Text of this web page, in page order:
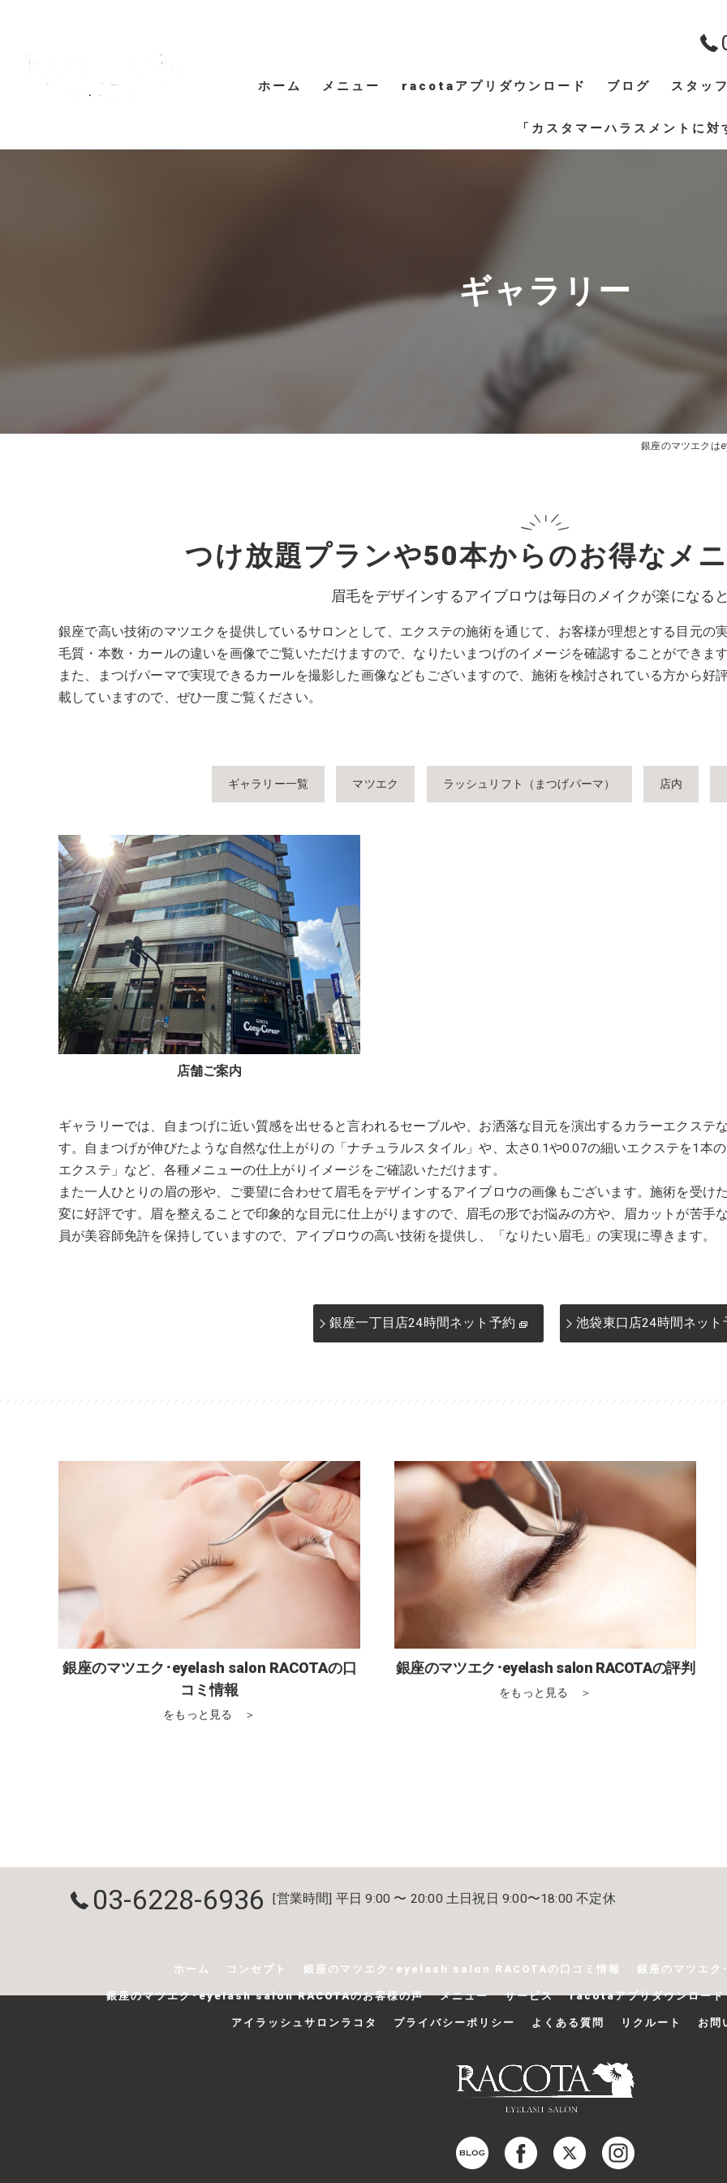
ホーム メニュー racotaアプリダウンロード ブログ
ギャラリー
スタッフ
「カスタマーハラスメントに対
ギャラリー
銀座のマツエクは
つけ放題プランや50本からのお得なメ
眉毛をデザインするアイブロウは毎日のメイクが楽になる
銀座で高い技術のマツエクを提供しているサロンとして、エクステの施術を通じて、お客様が理想とする目元の
毛質・本数・カールの違いを画像でご覧いただけますので、なりたいまつげのイメージを確認することができます
また、まつげパーマで実現できるカールを撮影した画像などもございますので、施術を検討されている方から好
載していますので、ぜひ一度ご覧ください。
ギャラリー一覧 マツエク ラッシュリフト（まつげパーマ） 店内
店舗ご案内
ギャラリーでは、自まつげに近い質感を出せると言われるセーブルや、お洒落な目元を演出するカラーエクステ
す。自まつげが伸びたような自然な仕上がりの「ナチュラルスタイル」や、太さ0.1や0.07の細いエクステを1本
エクステ」など、各種メニューの仕上がりイメージをご確認いただけます。
また一人ひとりの眉の形や、ご要望に合わせて眉毛をデザインするアイブロウの画像もございます。施術を受け
変に好評です。眉を整えることで印象的な目元に仕上がりますので、眉毛の形でお悩みの方や、眉カットが苦手
員が美容師免許を保持していますので、アイブロウの高い技術を提供し、「なりたい眉毛」の実現に導きます。
銀座一丁目店24時間ネット予約 池袋東口店24時間ネット
銀座のマツエク･eyelash salon RACOTAの口
コミ情報
をもっと見る ＞
銀座のマツエク･eyelash salon RACOTAの評判
をもっと見る ＞
03-6228-6936 [営業時間] 平日 9:00 〜 20:00 土日祝日 9:00〜18:00 不定休
ホーム コンセプト 銀座のマツエク･eyelash salon RACOTAの口コミ情報 銀座のマツエ
銀座のマツエク･eyelash salon RACOTAのお客様の声 メニュー サービス racotaアプリダウンロード
アイラッシュサロンラコタ プライバシーポリシー よくある質問 リクルート お問